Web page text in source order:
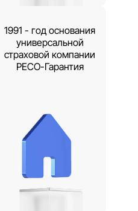
1991 - год основания
универсальной
страховой компании
РЕСО-Гарантия